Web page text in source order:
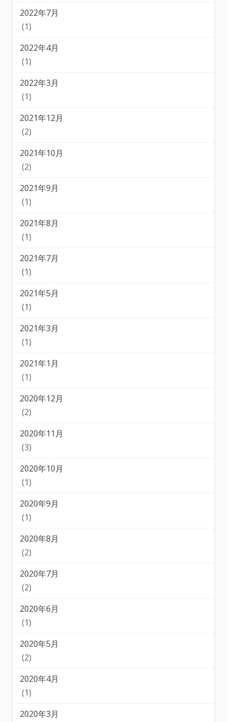
2022年7月
(1)
2022年4月
(1)
2022年3月
(1)
2021年12月
(2)
2021年10月
(2)
2021年9月
(1)
2021年8月
(1)
2021年7月
(1)
2021年5月
(1)
2021年3月
(1)
2021年1月
(1)
2020年12月
(2)
2020年11月
(3)
2020年10月
(1)
2020年9月
(1)
2020年8月
(2)
2020年7月
(2)
2020年6月
(1)
2020年5月
(2)
2020年4月
(1)
2020年3月